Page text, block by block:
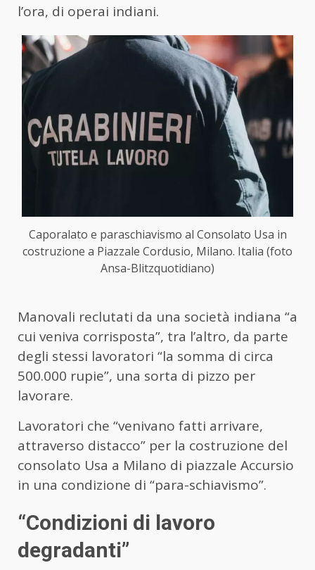
l’ora, di operai indiani.
Caporalato e paraschiavismo al Consolato Usa in
costruzione a Piazzale Cordusio, Milano. Italia (foto
Ansa-Blitzquotidiano)
Manovali reclutati da una società indiana “a
cui veniva corrisposta”, tra l’altro, da parte
degli stessi lavoratori “la somma di circa
500.000 rupie”, una sorta di pizzo per
lavorare.
Lavoratori che “venivano fatti arrivare,
attraverso distacco” per la costruzione del
consolato Usa a Milano di piazzale Accursio
in una condizione di “para-schiavismo”.
“Condizioni di lavoro
degradanti”